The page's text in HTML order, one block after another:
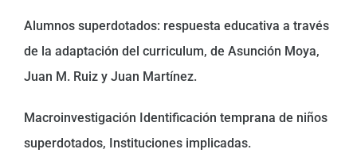
Alumnos superdotados: respuesta educativa a través
de la adaptación del curriculum, de Asunción Moya,
Juan M. Ruiz y Juan Martínez.
Macroinvestigación Identificación temprana de niños
superdotados, Instituciones implicadas.